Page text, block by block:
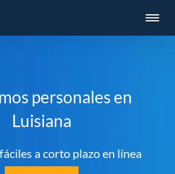
personales en
Luisiana
a corto plazo en línea